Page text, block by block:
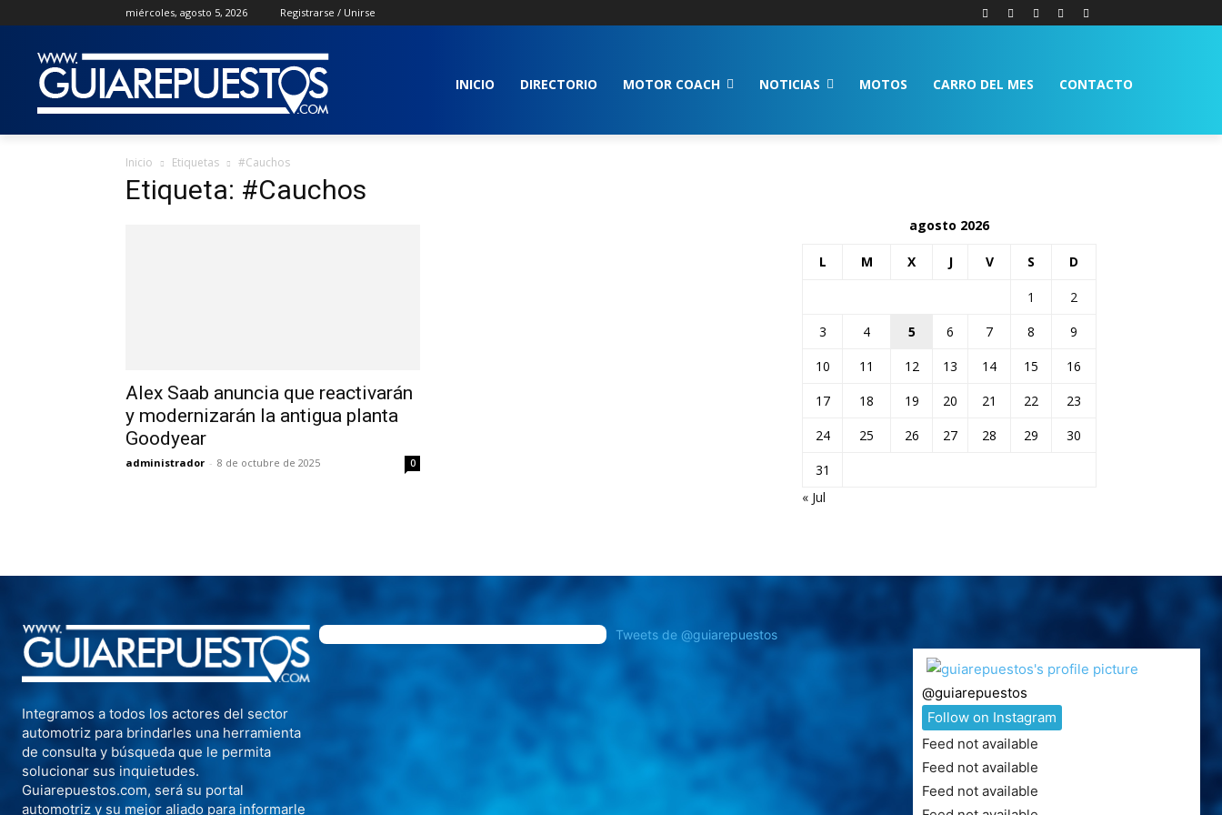
miércoles, agosto 5, 2026 Registrarse / Unirse
INICIO DIRECTORIO MOTOR COACH NOTICIAS MOTOS CARRO DEL MES CONTACTO
Inicio Etiquetas #Cauchos
Etiqueta: #Cauchos
Alex Saab anuncia que reactivarán
y modernizarán la antigua planta
Goodyear
administrador - 8 de octubre de 2025 0
agosto 2026
L M X J V S D
1
2
3
4 5 6 7 8
9
10
11 12 13 14 15
16
17
18 19 20 21 22
23
24
25 26 27 28 29
30
31
« Jul
Integramos a todos los actores del sector
automotriz para brindarles una herramienta
de consulta y búsqueda que le permita
solucionar sus inquietudes.
Guiarepuestos.com, será su portal
automotriz y su mejor aliado para informarle
Tweets de @guiarepuestos
@guiarepuestos
Follow on Instagram
Feed not available
Feed not available
Feed not available